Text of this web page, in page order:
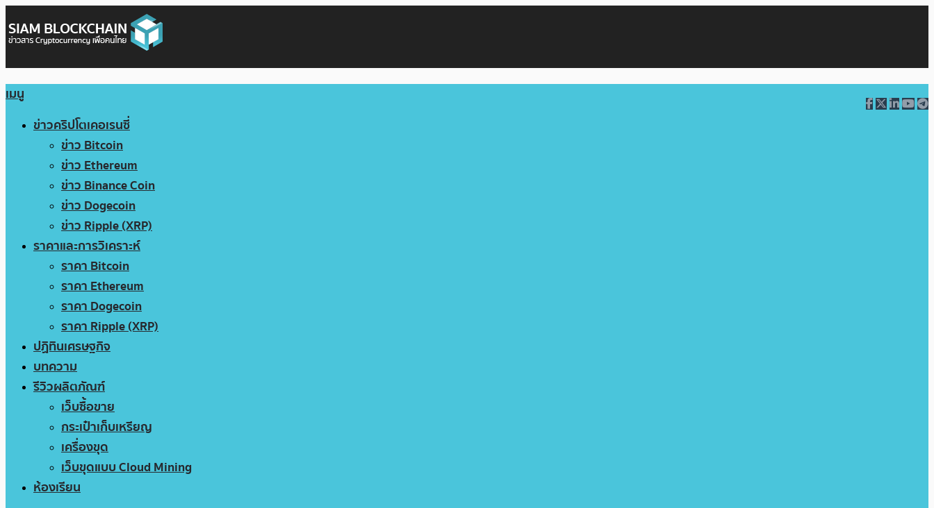
เมนู
ข่าวคริปโตเคอเรนซี่
ข่าว Bitcoin
ข่าว Ethereum
ข่าว Binance Coin
ข่าว Dogecoin
ข่าว Ripple (XRP)
ราคาและการวิเคราะห์
ราคา Bitcoin
ราคา Ethereum
ราคา Dogecoin
ราคา Ripple (XRP)
ปฏิทินเศรษฐกิจ
บทความ
รีวิวผลิตภัณฑ์
เว็บซื้อขาย
กระเป๋าเก็บเหรียญ
เครื่องขุด
เว็บขุดแบบ Cloud Mining
ห้องเรียน